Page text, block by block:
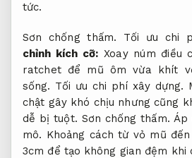
tức.
Sơn chống thấm. Tối ưu chi
chỉnh kích cỡ: Xoay núm điều
ratchet để mũ ôm vừa khít
sống. Tối ưu chi phí xây dựng.
chật gây khó chịu nhưng cũng
dễ bị tuột. Sơn chống thấm. Áp
mô. Khoảng cách từ vỏ mũ
3cm để tạo không gian đệm khi